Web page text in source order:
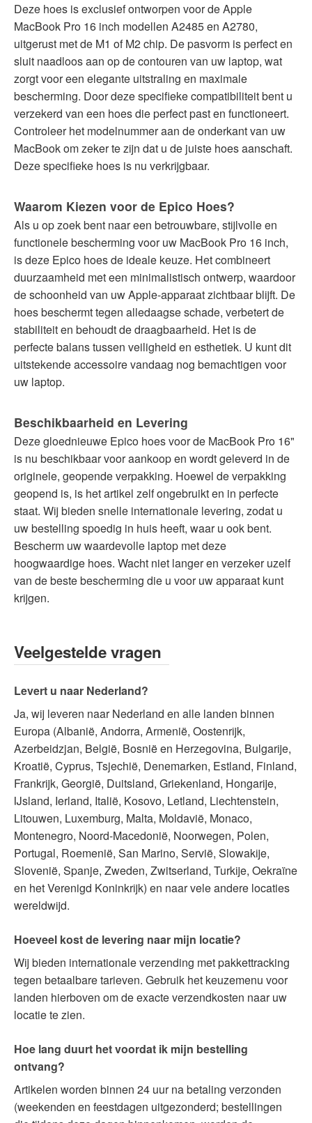
Deze hoes is exclusief ontworpen voor de Apple
MacBook Pro 16 inch modellen A2485 en A2780,
uitgerust met de M1 of M2 chip. De pasvorm is perfect en
sluit naadloos aan op de contouren van uw laptop, wat
zorgt voor een elegante uitstraling en maximale
bescherming. Door deze specifieke compatibiliteit bent u
verzekerd van een hoes die perfect past en functioneert.
Controleer het modelnummer aan de onderkant van uw
MacBook om zeker te zijn dat u de juiste hoes aanschaft.
Deze specifieke hoes is nu verkrijgbaar.
Waarom Kiezen voor de Epico Hoes?
Als u op zoek bent naar een betrouwbare, stijlvolle en
functionele bescherming voor uw MacBook Pro 16 inch,
is deze Epico hoes de ideale keuze. Het combineert
duurzaamheid met een minimalistisch ontwerp, waardoor
de schoonheid van uw Apple-apparaat zichtbaar blijft. De
hoes beschermt tegen alledaagse schade, verbetert de
stabiliteit en behoudt de draagbaarheid. Het is de
perfecte balans tussen veiligheid en esthetiek. U kunt dit
uitstekende accessoire vandaag nog bemachtigen voor
uw laptop.
Beschikbaarheid en Levering
Deze gloednieuwe Epico hoes voor de MacBook Pro 16"
is nu beschikbaar voor aankoop en wordt geleverd in de
originele, geopende verpakking. Hoewel de verpakking
geopend is, is het artikel zelf ongebruikt en in perfecte
staat. Wij bieden snelle internationale levering, zodat u
uw bestelling spoedig in huis heeft, waar u ook bent.
Bescherm uw waardevolle laptop met deze
hoogwaardige hoes. Wacht niet langer en verzeker uzelf
van de beste bescherming die u voor uw apparaat kunt
krijgen.
Veelgestelde vragen
Levert u naar Nederland?
Ja, wij leveren naar Nederland en alle landen binnen
Europa (Albanië, Andorra, Armenië, Oostenrijk,
Azerbeidzjan, België, Bosnië en Herzegovina, Bulgarije,
Kroatië, Cyprus, Tsjechië, Denemarken, Estland, Finland,
Frankrijk, Georgië, Duitsland, Griekenland, Hongarije,
IJsland, Ierland, Italië, Kosovo, Letland, Liechtenstein,
Litouwen, Luxemburg, Malta, Moldavië, Monaco,
Montenegro, Noord-Macedonië, Noorwegen, Polen,
Portugal, Roemenië, San Marino, Servië, Slowakije,
Slovenië, Spanje, Zweden, Zwitserland, Turkije, Oekraïne
en het Verenigd Koninkrijk) en naar vele andere locaties
wereldwijd.
Hoeveel kost de levering naar mijn locatie?
Wij bieden internationale verzending met pakkettracking
tegen betaalbare tarieven. Gebruik het keuzemenu voor
landen hierboven om de exacte verzendkosten naar uw
locatie te zien.
Hoe lang duurt het voordat ik mijn bestelling
ontvang?
Artikelen worden binnen 24 uur na betaling verzonden
(weekenden en feestdagen uitgezonderd; bestellingen